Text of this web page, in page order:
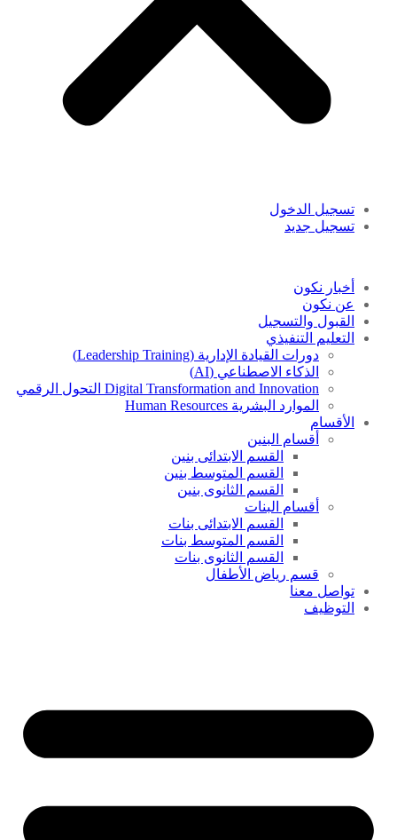
تسجيل الدخول
تسجيل جديد
أخبار نكون
عن نكون
القبول والتسجيل
التعليم التنفيذي
دورات القيادة الإدارية (Leadership Training)
الذكاء الاصطناعي (AI)
Digital Transformation and Innovation التحول الرقمي
الموارد البشرية Human Resources
الأقسام
أقسام البنين
القسم الابتدائى بنين
القسم المتوسط بنين
القسم الثانوى بنين
أقسام البنات
القسم الابتدائى بنات
القسم المتوسط بنات
القسم الثانوى بنات
قسم رياض الأطفال
تواصل معنا
التوظيف